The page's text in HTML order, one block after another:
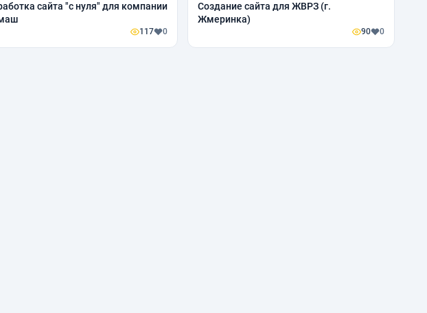
сайта "с нуля" для компании
117 0
Создание сайта для ЖВРЗ (г.
Жмеринка)
90 0